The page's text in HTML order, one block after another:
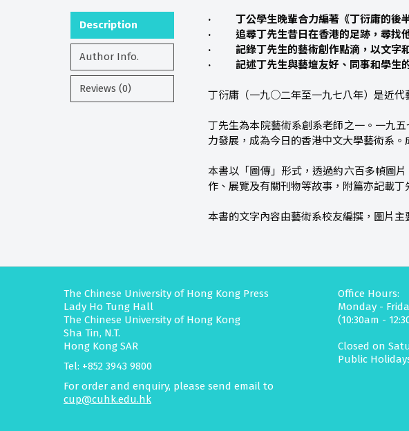
Description
Author Info.
Reviews (0)
· 丁公學生晚輩合力編著《丁衍庸的後半
· 追尋丁先生昔日在香港的足跡，尋找他
· 記錄丁先生的藝術創作點滴，以文字和
· 記述丁先生與藝壇友好、同事和學生的
丁衍庸（一九○二年至一九七八年）是近代
丁先生為本院藝術系創系老師之一。一九
力發展，成為今日的香港中文大學藝術系
本書以「圖傳」形式，透過約六百多幀圖
作、展覽及有關刊物等故事，附篇亦記載
本書的文字內容由藝術系校友編撰，圖片
The Chinese University of Hong Kong Press
Lady Ho Tung Hall
The Chinese University of Hong Kong
Sha Tin, N.T.
Hong Kong SAR
Tel: +852 3943 9800
For order and enquiry, please send email to
cup@cuhk.edu.hk
Office Hours:
Monday -
(10:30am -
Closed on
Public